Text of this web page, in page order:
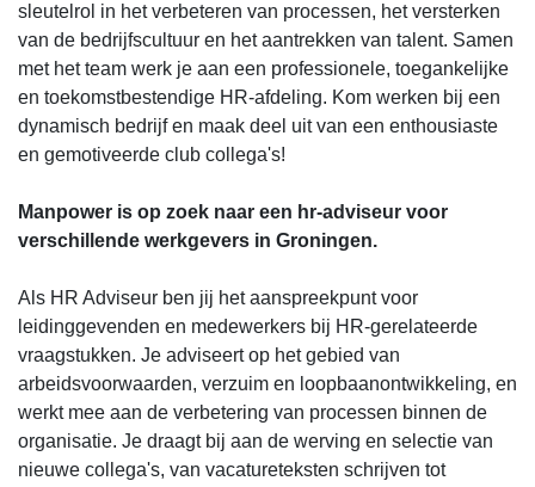
sleutelrol in het verbeteren van processen, het versterken
van de bedrijfscultuur en het aantrekken van talent. Samen
met het team werk je aan een professionele, toegankelijke
en toekomstbestendige HR-afdeling. Kom werken bij een
dynamisch bedrijf en maak deel uit van een enthousiaste
en gemotiveerde club collega's!
Manpower is op zoek naar een hr-adviseur voor
verschillende werkgevers in Groningen.
Als HR Adviseur ben jij het aanspreekpunt voor
leidinggevenden en medewerkers bij HR-gerelateerde
vraagstukken. Je adviseert op het gebied van
arbeidsvoorwaarden, verzuim en loopbaanontwikkeling, en
werkt mee aan de verbetering van processen binnen de
organisatie. Je draagt bij aan de werving en selectie van
nieuwe collega's, van vacatureteksten schrijven tot